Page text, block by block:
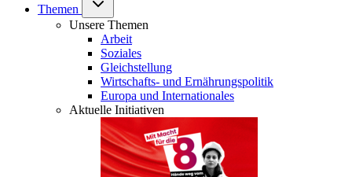
Themen
Unsere Themen
Arbeit
Soziales
Gleichstellung
Wirtschafts- und Ernährungspolitik
Europa und Internationales
Aktuelle Initiativen